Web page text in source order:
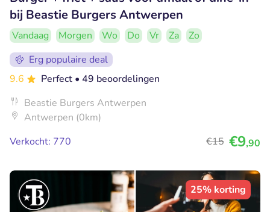
bij Beastie Burgers Antwerpen
Vandaag Morgen Wo Do Vr Za
Zo
Erg populaire deal
9.6
Perfect • 49 beoordelingen
Beastie Burgers Antwerpen
Antwerpen (0km)
Verkocht: 770
€15 €9,90
25% korting